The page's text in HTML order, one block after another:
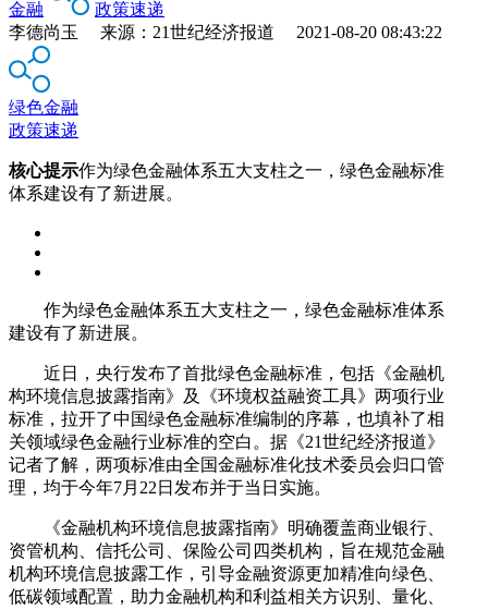
金融
政策速递
李德尚玉 来源：21世纪经济报道 2021-08-20 08:43:22
绿色金融
政策速递
核心提示作为绿色金融体系五大支柱之一，绿色金融标准
体系建设有了新进展。
作为绿色金融体系五大支柱之一，绿色金融标准体系
建设有了新进展。
近日，央行发布了首批绿色金融标准，包括《金融机
构环境信息披露指南》及《环境权益融资工具》两项行业
标准，拉开了中国绿色金融标准编制的序幕，也填补了相
关领域绿色金融行业标准的空白。据《21世纪经济报道》
记者了解，两项标准由全国金融标准化技术委员会归口管
理，均于今年7月22日发布并于当日实施。
《金融机构环境信息披露指南》明确覆盖商业银行、
资管机构、信托公司、保险公司四类机构，旨在规范金融
机构环境信息披露工作，引导金融资源更加精准向绿色、
低碳领域配置，助力金融机构和利益相关方识别、量化、